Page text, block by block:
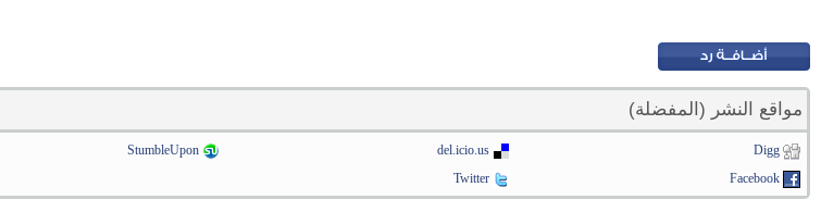
مواقع النشر (المفضلة)
Digg
del.icio.us
StumbleUpon
Facebook
Twitter